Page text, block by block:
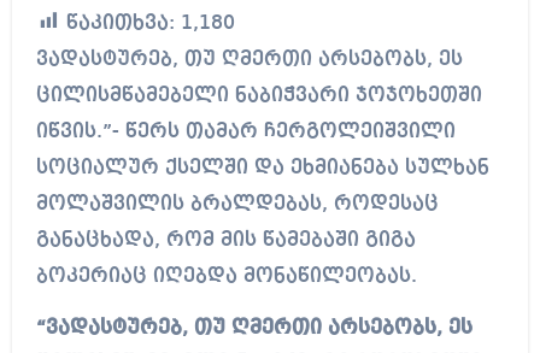
წაკითხვა: 1,180
ვადასტურებ, თუ ღმერთი არსებობს, ეს
ცილისმწამებელი ნაბიჭვარი ჯოჯოხეთში
იწვის.”- წერს თამარ ჩერგოლეიშვილი
სოციალურ ქსელში და ეხმიანება სულხან
მოლაშვილის ბრალდებას, როდესაც
განაცხადა, რომ მის წამებაში გიგა
ბოკერიაც იღებდა მონაწილეობას.
“ვადასტურებ, თუ ღმერთი არსებობს, ეს